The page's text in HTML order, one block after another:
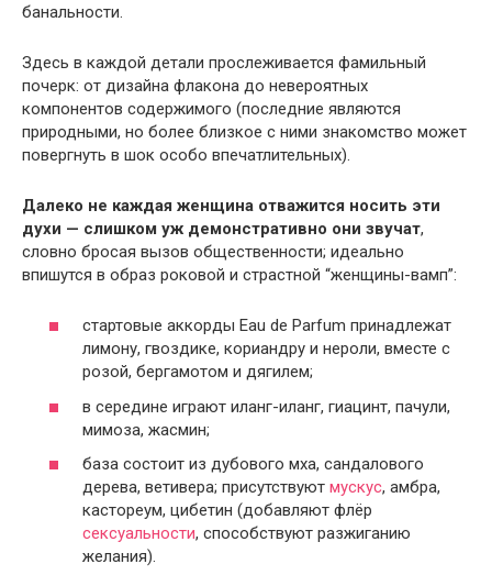
банальности.
Здесь в каждой детали прослеживается фамильный
почерк: от дизайна флакона до невероятных
компонентов содержимого (последние являются
природными, но более близкое с ними знакомство может
повергнуть в шок особо впечатлительных).
Далеко не каждая женщина отважится носить эти
духи — слишком уж демонстративно они звучат,
словно бросая вызов общественности; идеально
впишутся в образ роковой и страстной “женщины-вамп”:
стартовые аккорды Eau de Parfum принадлежат
лимону, гвоздике, кориандру и нероли, вместе с
розой, бергамотом и дягилем;
в середине играют иланг-иланг, гиацинт, пачули,
мимоза, жасмин;
база состоит из дубового мха, сандалового
дерева, ветивера; присутствуют мускус, амбра,
кастореум, цибетин (добавляют флёр
сексуальности, способствуют разжиганию
желания).